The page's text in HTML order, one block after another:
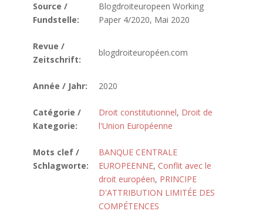
Source /
Fundstelle:
Blogdroiteuropeen Working
Paper 4/2020, Mai 2020
Revue /
Zeitschrift:
blogdroiteuropéen.com
Année / Jahr: 2020
Catégorie /
Kategorie:
Droit constitutionnel, Droit de
l'Union Européenne
Mots clef /
Schlagworte:
BANQUE CENTRALE
EUROPEENNE, Conflit avec le
droit européen, PRINCIPE
D'ATTRIBUTION LIMITÉE DES
COMPÉTENCES